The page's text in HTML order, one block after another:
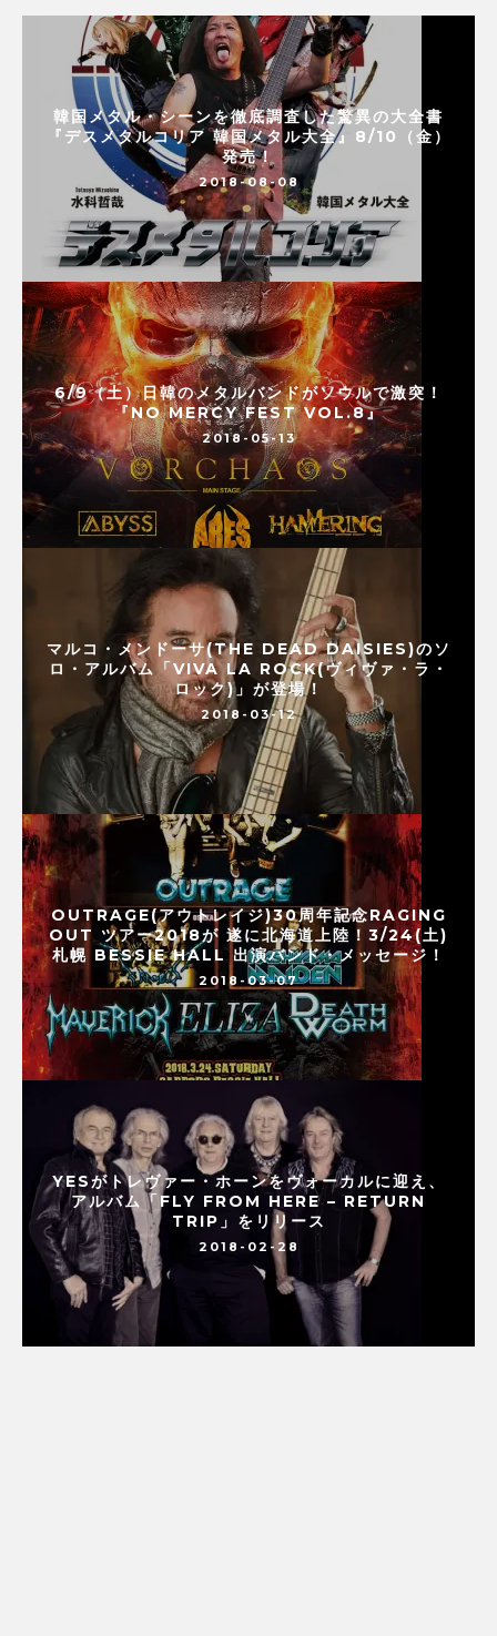
韓国メタル・シーンを徹底調査した驚異の大全書
『デスメタルコリア 韓国メタル大全』8/10（金）
発売！
2018-08-08
6/9（土）日韓のメタルバンドがソウルで激突！
『NO MERCY FEST VOL.8』
2018-05-13
マルコ・メンドーサ(THE DEAD DAISIES)のソ
ロ・アルバム「VIVA LA ROCK(ヴィヴァ・ラ・
ロック)」が登場！
2018-03-12
OUTRAGE(アウトレイジ)30周年記念RAGING
OUT ツアー2018が 遂に北海道上陸！3/24(土)
札幌 BESSIE HALL 出演バンド・メッセージ！
2018-03-07
YESがトレヴァー・ホーンをヴォーカルに迎え、
アルバム「FLY FROM HERE – RETURN
TRIP」をリリース
2018-02-28